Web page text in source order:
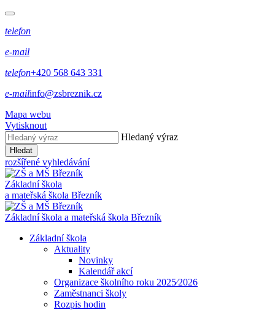
telefon
e-mail
telefon+420 568 643 331
e-mailinfo@zsbreznik.cz
Mapa webu
Vytisknout
Hledaný výraz
Hledat
rozšířené vyhledávání
Základní škola
a mateřská škola Březník
Základní škola a mateřská škola Březník
Základní škola
Aktuality
Novinky
Kalendář akcí
Organizace školního roku 2025⁄2026
Zaměstnanci školy
Rozpis hodin